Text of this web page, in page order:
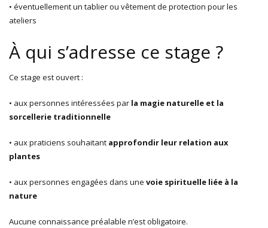
• éventuellement un tablier ou vêtement de protection pour les
ateliers
À qui s’adresse ce stage ?
Ce stage est ouvert :
• aux personnes intéressées par la magie naturelle et la
sorcellerie traditionnelle
• aux praticiens souhaitant approfondir leur relation aux
plantes
• aux personnes engagées dans une voie spirituelle liée à la
nature
Aucune connaissance préalable n’est obligatoire.